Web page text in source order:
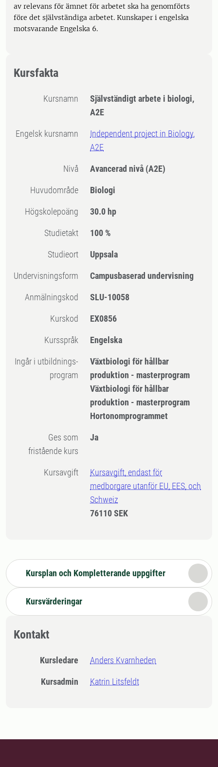
av relevans för ämnet för arbetet ska ha genomförts
före det självständiga arbetet. Kunskaper i engelska
motsvarande Engelska 6.
Kursfakta
Kursnamn
Självständigt arbete i biologi,
A2E
Engelsk kursnamn
Independent project in Biology,
A2E
Nivå Avancerad nivå (A2E)
Huvudområde Biologi
högskolepoäng 30.0 hp
Studietakt 100 %
Studieort Uppsala
Undervisningsform Campusbaserad undervisning
Anmälningskod SLU-10058
Kurskod EX0856
Kursspråk Engelska
Ingår i utbildnings-
program
Växtbiologi för hållbar
produktion - masterprogram
Växtbiologi för hållbar
produktion - masterprogram
Hortonomprogrammet
Ges som
fristående kurs
Ja
Kursavgift
Kursavgift, endast för
medborgare utanför EU, EES, och
Schweiz
76110 SEK
Kursplan och Kompletterande uppgifter
Kursvärderingar
Kontakt
Kursledare Anders Kvarnheden
Kursadmin Katrin Litsfeldt